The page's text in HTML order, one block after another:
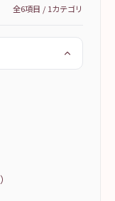
全6項目 / 1カテゴリ